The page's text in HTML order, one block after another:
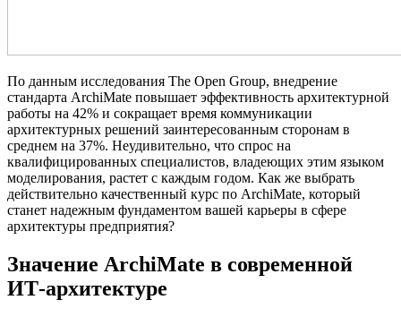
По данным исследования The Open Group, внедрение
стандарта ArchiMate повышает эффективность архитектурной
работы на 42% и сокращает время коммуникации
архитектурных решений заинтересованным сторонам в
среднем на 37%. Неудивительно, что спрос на
квалифицированных специалистов, владеющих этим языком
моделирования, растет с каждым годом. Как же выбрать
действительно качественный курс по ArchiMate, который
станет надежным фундаментом вашей карьеры в сфере
архитектуры предприятия?
Значение ArchiMate в современной
ИТ-архитектуре